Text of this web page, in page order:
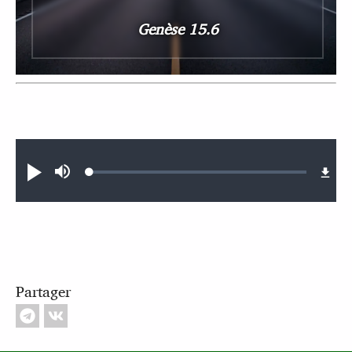
Genèse 15.6
JouerSourdineLoaded:
Partager